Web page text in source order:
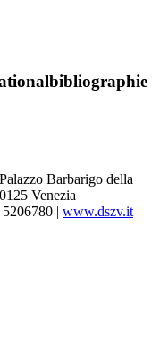
Barbarigo della
Venezia
| www.dszv.it